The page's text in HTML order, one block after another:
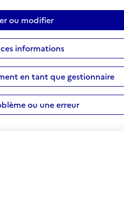
ou modifier
informations
en tant que gestionnaire
ou une erreur